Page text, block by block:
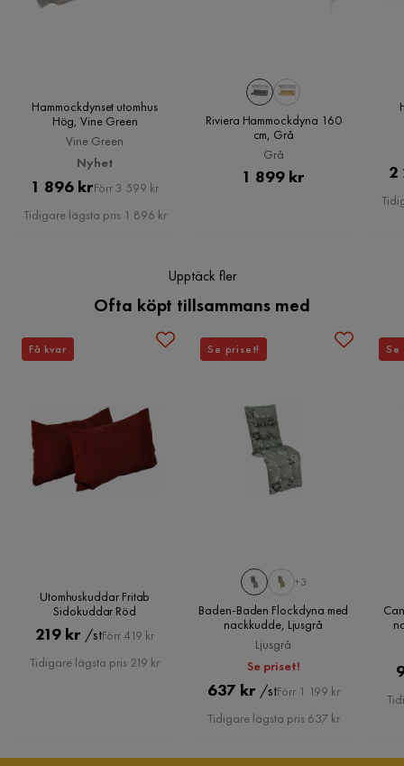
Verified by Trustvoice
Läs våra
Hammockdynset utomhus
Hög, Vine Green
Vine Green
Nyhet
Pris
1 896 krOriginal
Pris
Förr 3 599 kr
Tidigare lägsta pris 1 896 kr
Riviera Hammockdyna 160
cm, Grå
Grå
Pris
1 899 kr 2
Upptäck fler
Ofta köpt tillsammans med
Utomhuskuddar Fritab
Sidokuddar Röd
Pris
219 kr /stOriginal
Pris
Förr 419 kr
Tidigare lägsta pris 219 kr
Få kvar
+3
Baden-Baden Flockdyna med
nackkudde, Ljusgrå
Ljusgrå
Se priset!
Pris
637 kr /stOriginal
Pris
Förr 1 199 kr
Tidigare lägsta pris 637 kr
Se priset! Se